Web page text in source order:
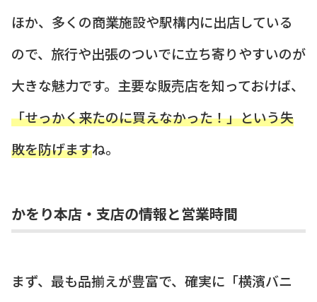
ほか、多くの商業施設や駅構内に出店している
ので、旅行や出張のついでに立ち寄りやすいのが
大きな魅力です。主要な販売店を知っておけば、
「せっかく来たのに買えなかった！」という失
敗を防げますね。
かをり本店・支店の情報と営業時間
まず、最も品揃えが豊富で、確実に「横濱バニ